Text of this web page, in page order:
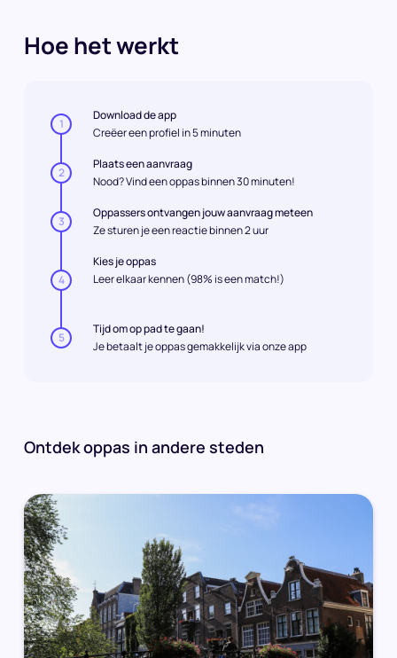
Hoe het werkt
1
Download de app
Creëer een profiel in 5 minuten
2
Plaats een aanvraag
Nood? Vind een oppas binnen 30 minuten!
3
Oppassers ontvangen jouw aanvraag meteen
Ze sturen je een reactie binnen 2 uur
4
Kies je oppas
Leer elkaar kennen (98% is een match!)
5
Tijd om op pad te gaan!
Je betaalt je oppas gemakkelijk via onze app
Ontdek oppas in andere steden